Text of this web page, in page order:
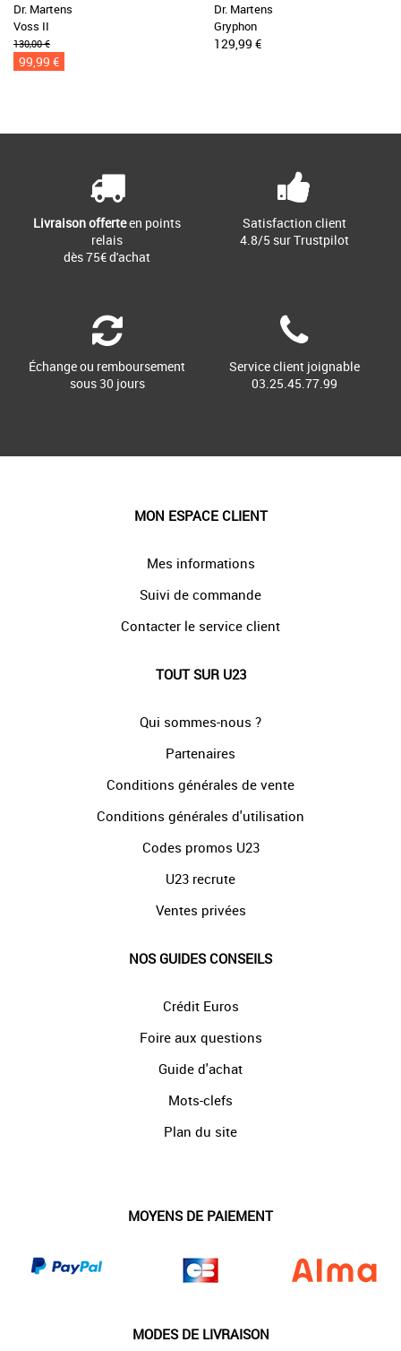
Dr. Martens
Voss II
130,00 €
99,99 €
Dr. Martens
Gryphon
129,99 €
Livraison offerteen points
relais
dès 75€ d'achat
Satisfaction client
4.8/5 sur Trustpilot
Échange ou remboursement
sous 30 jours
Service client joignable
03.25.45.77.99
MON ESPACE CLIENT
Mes informations
Suivi de commande
Contacter le service client
TOUT SUR U23
Qui sommes-nous ?
Partenaires
Conditions générales de vente
Conditions générales d'utilisation
Codes promos U23
U23 recrute
Ventes privées
NOS GUIDES CONSEILS
Crédit Euros
Foire aux questions
Guide d'achat
Mots-clefs
Plan du site
MOYENS DE PAIEMENT
MODES DE LIVRAISON